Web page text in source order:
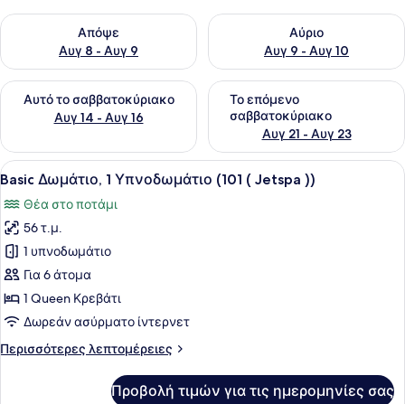
Απόψε
Αυγ 8 - Αυγ 9
Έλεγχος διαθεσιμότητας για απόψε Αυγ 8 - Αυγ 9
Αύριο
Αυγ 9 - Αυγ 10
Έλεγχος διαθεσιμότητας
Αυτό το σαββατοκύριακο
Αυγ 14 - Αυγ 16
Έλεγχος διαθεσιμότητας για αυτό το σαββατοκύριακο Αυγ
Το επόμενο
σαββατοκύριακο
Αυγ 21 - Αυγ 23
Έλεγχος διαθεσιμότητας
Προβολή
όλων
των
φωτογραφιών
για
Basic
Δωμάτιο,
1
Υπνοδωμάτιο
(101
Ένα σύγχρονο υπνοδωμάτιο με
19
Basic Δωμάτιο, 1 Υπνοδωμάτιο (101 ( Jetspa ))
Θέα στο ποτάμι
56 τ.μ.
1 υπνοδωμάτιο
Για 6 άτομα
1 Queen Κρεβάτι
Δωρεάν ασύρματο ίντερνετ
Περισσότερες λεπτομέρειες
Περισσότερες
Προβολή τιμών για τις ημερομηνίες σας